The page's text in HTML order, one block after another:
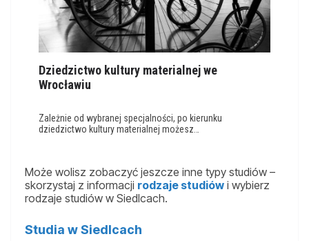
Dziedzictwo kultury materialnej we
Wrocławiu
Zależnie od wybranej specjalności, po kierunku
dziedzictwo kultury materialnej możesz…
Może wolisz zobaczyć jeszcze inne typy studiów –
skorzystaj z informacji rodzaje studiów i wybierz
rodzaje studiów w Siedlcach.
Studia w Siedlcach